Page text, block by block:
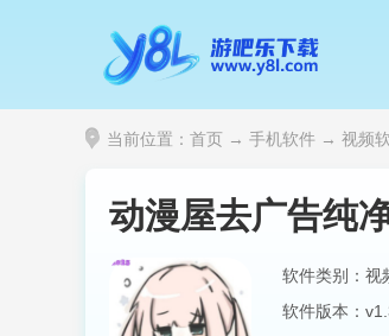
当前位置： 首页 → 手机软件 → 视频
动漫屋去广告纯
软件类别：视
软件版本：